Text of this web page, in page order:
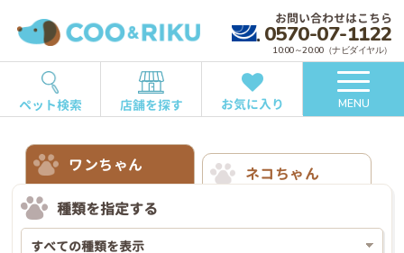
お問い合わせはこちら
0570-07-1122
10:00～20:00（ナビダイヤル）
ペット検索 店舗を探す お気に入り MENU
ワンちゃん
ネコちゃん
種類を指定する